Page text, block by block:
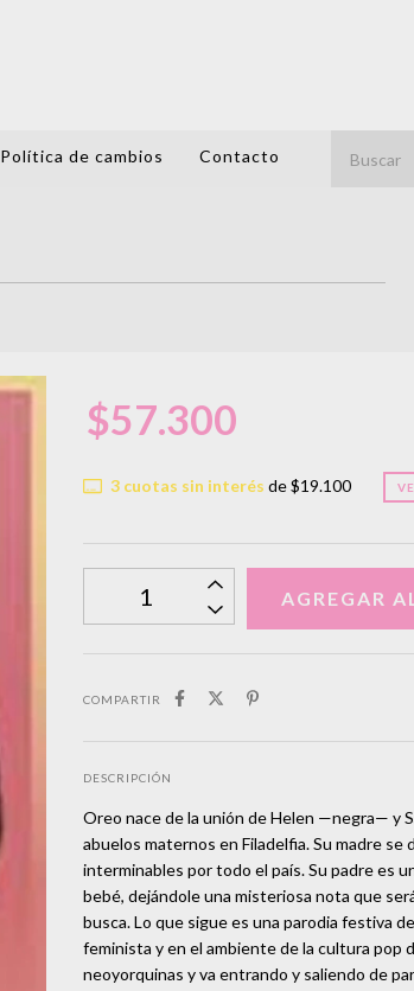
Política de cambios Contacto
$57.300
3cuotas sin interés de$19.100
COMPARTIR
DESCRIPCIÓN
Oreo nace de la unión de Helen —negra— y
abuelos maternos en Filadelfia. Su madre se
interminables por todo el país. Su padre es
bebé, dejándole una misteriosa nota que
busca. Lo que sigue es una parodia festiva
feminista y en el ambiente de la cultura pop
neoyorquinas y va entrando y saliendo de